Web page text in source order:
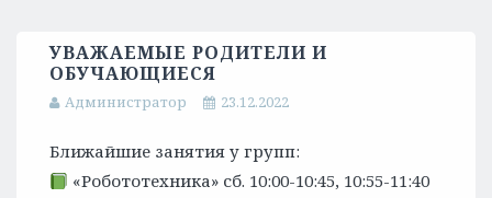
УВАЖАЕМЫЕ РОДИТЕЛИ И
ОБУЧАЮЩИЕСЯ
Администратор 23.12.2022
Ближайшие занятия у групп:
«Робототехника» сб. 10:00-10:45, 10:55-11:40